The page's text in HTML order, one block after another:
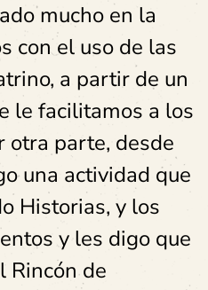
mucho en la
con el uso de las
a partir de un
le facilitamos a los
otra parte, desde
una actividad que
Historias, y los
y les digo que
Rincón de